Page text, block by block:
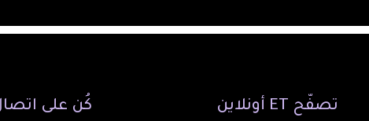
تصفّح ET أونلاين كُن على